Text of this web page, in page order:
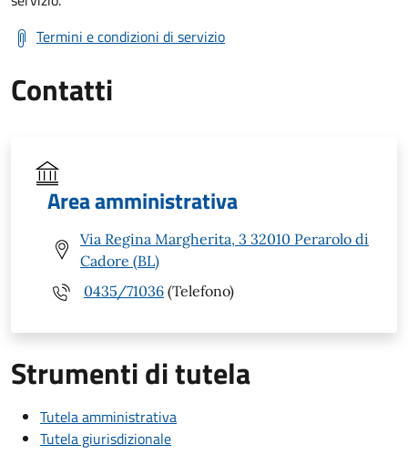
Termini e condizioni di servizio
Contatti
Area amministrativa
Via Regina Margherita, 3 32010 Perarolo di
Cadore (BL)
0435/71036 (Telefono)
Strumenti di tutela
Tutela amministrativa
Tutela giurisdizionale